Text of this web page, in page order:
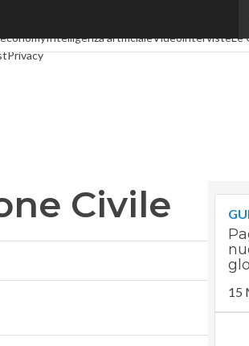
Intelligenza artificialeVideointervisteLe
Privacy
Civile
15